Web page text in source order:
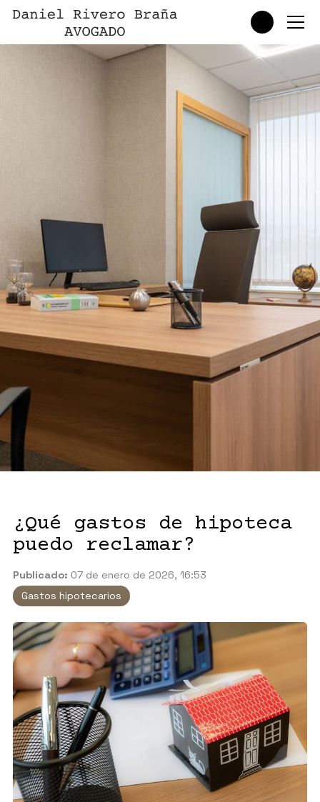
¿Qué gastos de hipoteca
puedo reclamar?
Publicado: 07 de enero de 2026, 16:53
Gastos hipotecarios